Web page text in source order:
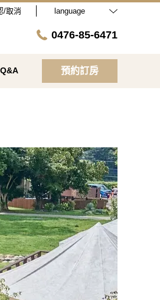
/取消 language
0476-85-6471
Q&A 預約訂房